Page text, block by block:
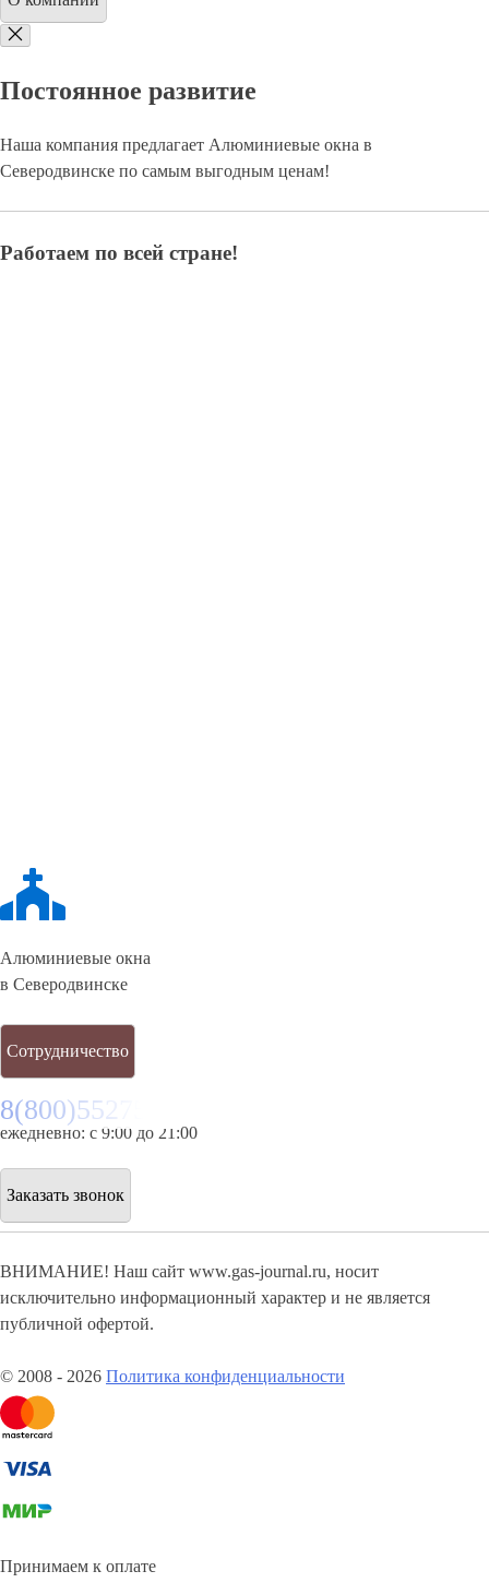
Постоянное развитие
Наша компания предлагает Алюминиевые окна в
Северодвинске по самым выгодным ценам!
Работаем по всей стране!
Алюминиевые окна
в Северодвинске
Сотрудничество
8(800)5527584
ежедневно: с 9:00 до 21:00
Заказать звонок
ВНИМАНИЕ! Наш сайт www.gas-journal.ru, носит
исключительно информационный характер и не является
публичной офертой.
© 2008 - 2026 Политика конфиденциальности
Принимаем к оплате